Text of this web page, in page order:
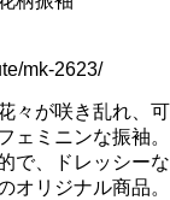
mk-2623/
々が咲き乱れ、可
ェミニンな振袖。
で、ドレッシーな
オリジナル商品。